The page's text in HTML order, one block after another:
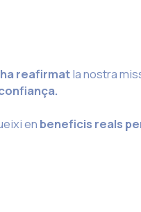
ha reafirmatla nostra
en beneficis reals